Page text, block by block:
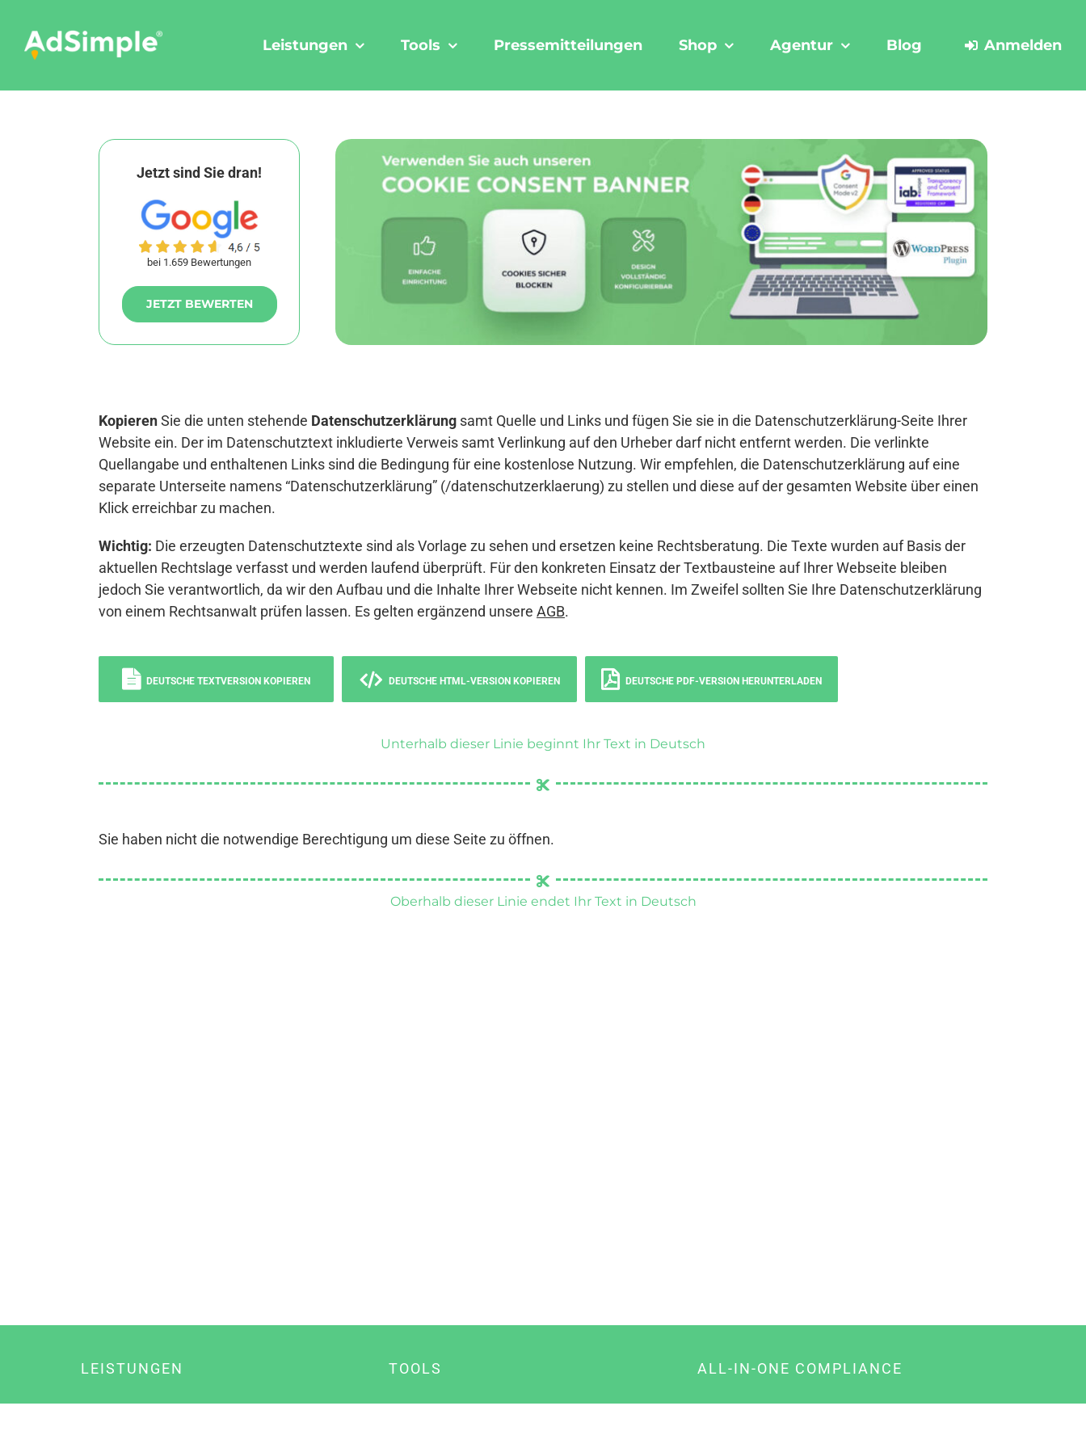
content
Leistungen Tools Pressemitteilungen Shop Agentur Blog Anmelden
Jetzt sind Sie dran!
bei 1.659 Bewertungen
JETZT BEWERTEN
KopierenSie die unten stehende Datenschutzerklärung samt Quelle und Links und fügen Sie sie in die Datenschutzerklärung-Seite Ihrer
Website ein. Der im Datenschutztext inkludierte Verweis samt Verlinkung auf den Urheber darf nicht entfernt werden. Die verlinkte
Quellangabe und enthaltenen Links sind die Bedingung für eine kostenlose Nutzung. Wir empfehlen, die Datenschutzerklärung auf eine
separate Unterseite namens “Datenschutzerklärung” (/datenschutzerklaerung) zu stellen und diese auf der gesamten Website über einen
Klick erreichbar zu machen.
Wichtig: Die erzeugten Datenschutztexte sind als Vorlage zu sehen und ersetzen keine Rechtsberatung. Die Texte wurden auf Basis der
aktuellen Rechtslage verfasst und werden laufend überprüft. Für den konkreten Einsatz der Textbausteine auf Ihrer Webseite bleiben
jedoch Sie verantwortlich, da wir den Aufbau und die Inhalte Ihrer Webseite nicht kennen. Im Zweifel sollten Sie Ihre Datenschutzerklärung
von einem Rechtsanwalt prüfen lassen. Es gelten ergänzend unsere AGB.
DEUTSCHE TEXTVERSION KOPIEREN DEUTSCHE HTML-VERSION KOPIEREN DEUTSCHE PDF-VERSION HERUNTERLADEN
Unterhalb dieser Linie beginnt Ihr Text in Deutsch
Sie haben nicht die notwendige Berechtigung um diese Seite zu öffnen.
Oberhalb dieser Linie endet Ihr Text in Deutsch
LEISTUNGEN TOOLS ALL-IN-ONE COMPLIANCE